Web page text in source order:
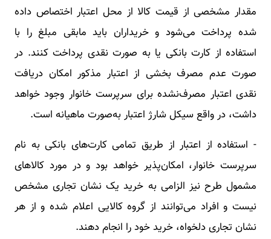
مقدار مشخصی از قیمت کالا از محل اعتبار اختصاص داده
شده پرداخت می‌شود و خریداران باید مابقی مبلغ را با
استفاده از کارت بانکی یا به صورت نقدی پرداخت کنند. در
صورت عدم مصرف بخشی از اعتبار مذکور امکان دریافت
نقدی اعتبار مصرف‌نشده برای سرپرست خانوار وجود خواهد
داشت، در واقع سیکل شارژ اعتبار به‌صورت ماهیانه است.
- استفاده از اعتبار از طریق تمامی کارت‌های بانکی به نام
سرپرست خانوار، امکان‌پذیر خواهد بود و در مورد کالاهای
مشمول طرح نیز الزامی به خرید یک نشان تجاری مشخص
نیست و افراد می‌توانند از گروه کالایی اعلام شده و از هر
نشان تجاری دلخواه، خرید خود را انجام دهند.